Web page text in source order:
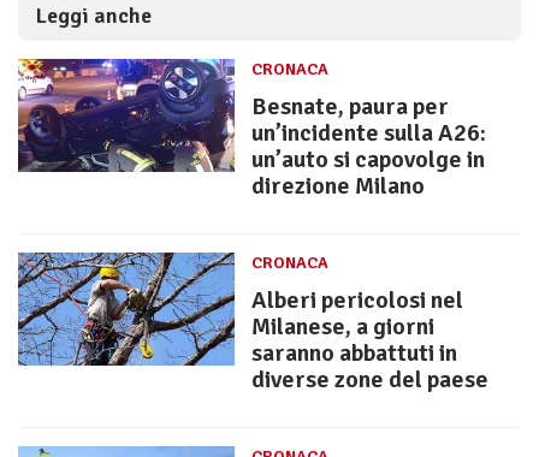
Leggi anche
CRONACA
Besnate, paura per
un’incidente sulla A26:
un’auto si capovolge in
direzione Milano
CRONACA
Alberi pericolosi nel
Milanese, a giorni
saranno abbattuti in
diverse zone del paese